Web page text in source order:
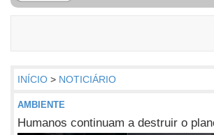
INÍCIO > NOTICIÁRIO
AMBIENTE
Humanos continuam a destruir o